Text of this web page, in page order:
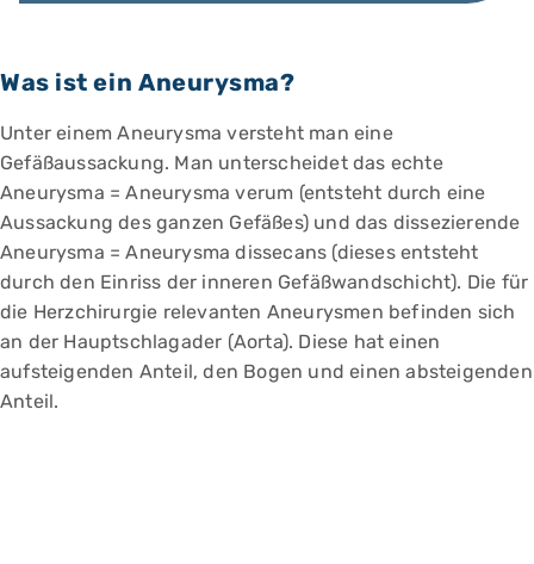
Was ist ein Aneurysma?
Unter einem Aneurysma versteht man eine
Gefäßaussackung. Man unterscheidet das echte
Aneurysma = Aneurysma verum (entsteht durch eine
Aussackung des ganzen Gefäßes) und das dissezierende
Aneurysma = Aneurysma dissecans (dieses entsteht
durch den Einriss der inneren Gefäßwandschicht). Die für
die Herzchirurgie relevanten Aneurysmen befinden sich
an der Hauptschlagader (Aorta). Diese hat einen
aufsteigenden Anteil, den Bogen und einen absteigenden
Anteil.